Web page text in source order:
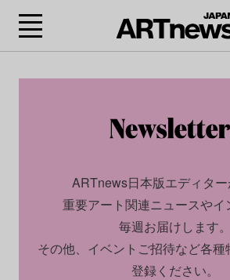
ARTnews日本版エディタ
重要アート関連ニュースやイ
毎週お届けします。
その他、イベントご招待など各
登録ください。